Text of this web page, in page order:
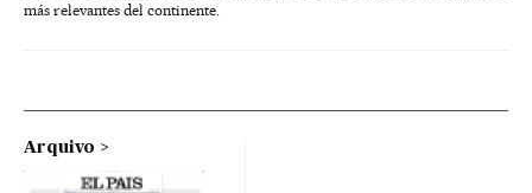
más relevantes del continente.
Arquivo